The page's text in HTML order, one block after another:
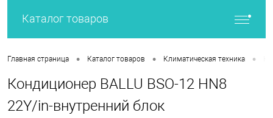
Каталог товаров
Главная страница • Каталог товаров • Климатическая техника •
Кондиционер BALLU BSO-12 HN8
22Y/in-внутренний блок